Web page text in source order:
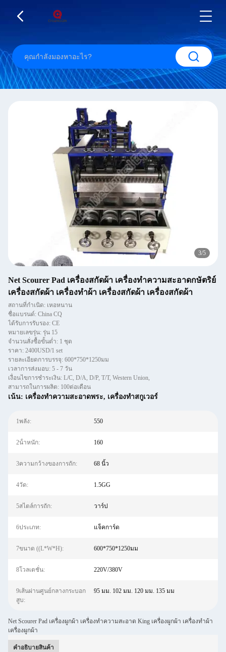
4/5
Net Scourer Pad เครื่องสกัดผ้า เครื่องทําความสะอาดกษัตริย์
เครื่องสกัดผ้า เครื่องทําผ้า เครื่องสกัดผ้า เครื่องสกัดผ้า
สถานที่กำเนิด: เหอหนาน
ชื่อแบรนด์: China CQ
ได้รับการรับรอง: CE
หมายเลขรุ่น: รุ่น 15
จำนวนสั่งซื้อขั้นต่ำ: 1 ชุด
ราคา: 2400USD/1 set
รายละเอียดการบรรจุ: 600*750*1250มม
เวลาการส่งมอบ: 5 - 7 วัน
เงื่อนไขการชำระเงิน: L/C, D/A, D/P, T/T, Western Union,
สามารถในการผลิต: 100ต่อเดือน
เน้น: เครื่องทําความสะอาดพระ, เครื่องทําสกูเวอร์
1พลัง: 550
2น้ําหนัก: 160
3ความกว้างของการถัก: 68 นิ้ว
4วัด: 1.5GG
5สไตล์การถัก: วาร์ป
6ประเภท: แจ็คการ์ด
7ขนาด ((L*W*H): 600*750*1250มม
8โวลเตชั่น: 220V/380V
9เส้นผ่านศูนย์กลางกระบอก
สูบ:
95 มม. 102 มม. 120 มม. 135 มม
Net Scourer Pad เครื่องผูกผ้า เครื่องทําความสะอาด King เครื่องผูกผ้า เครื่องทําผ้า
เครื่องผูกผ้า
คําอธิบายสินค้า